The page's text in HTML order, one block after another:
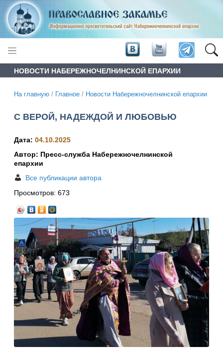
НОВОСТИ НАБЕРЕЖНОЧЕЛНИНСКОЙ ЕПАРХИИ
На главную / Главное / Новости Набережночелнинской епархии
С ВЕРОЙ, НАДЕЖДОЙ И ЛЮБОВЬЮ
Дата: 04.10.2025
Автор: Пресс-служба Набережночелнинской
епархии
Все публикации автора
Просмотров: 673